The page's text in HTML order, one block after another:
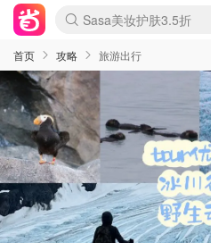
lululemon折扣上新
Sasa美妆护肤3.5折
SSENSE年中2.5折
FreshBeauty好价汇总
Cettire降价+叠9折
WWS Coles超市实拍
viagogo二手票捡漏
Myer超级周末
The Outnet奢牌1折起
David Jones 3折起
Flannels大牌1折
Perfumes Club护肤1折
AMIRO面罩$251
Amazon折扣汇总
eToro入金$200送$50
Amazon数码好物
ICONIC本周7.5折
ThedoubleF高奢地板价
Moose Knuckles 6折
丝芙兰5折起
EUFY摄像头$98
Selenichast首饰2折
Trip机票酒店促销
YSL送5件彩妆礼
Amazon家居好物
Amazon美妆护肤
雅漾大喷$8
过敏原检测盒$33
伊索独家赠50ml沐浴露
科颜氏高保湿面霜$29
SEALIFE海洋馆门票6折
丝塔芙大白罐$16
订阅Newsletter送香薰
Cult Beauty 6.8折
Harrods圣诞日历$525
LN-CC奢牌私促3折
d'Alba空姐喷雾$16
EVE LOM套装£56
Bernardelli独家4折
Adore Beauty 6折起
CT圣诞日历
Mytheresa奢品2.7折
Luxury Escapes 9折
Currentbody美容仪$881
MOON Garden Live
Roborock扫地机$649
Tingo Life水杯$24
Valentino官网5折
CR洗护套装$23
修丽可4件套$159
Myer彩妆2件7折
GANNI官网4.5折
Stylevana韩妆4折
Tessabit高奢8.5折
OGX洗发水$11
Amazon阿德莱德次日达
卡诗8.5折+赠礼
Philips Hue灯具8折
首页 攻略 旅游出行